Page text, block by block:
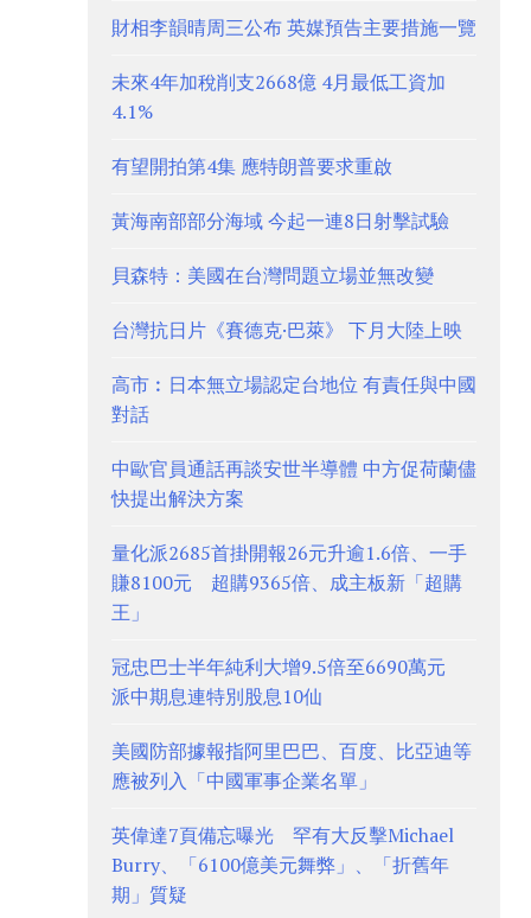
財相李韻晴周三公布 英媒預告主要措施一覽
未來4年加稅削支2668億 4月最低工資加
4.1%
有望開拍第4集 應特朗普要求重啟
黃海南部部分海域 今起一連8日射擊試驗
貝森特：美國在台灣問題立場並無改變
台灣抗日片《賽德克·巴萊》 下月大陸上映
高市︰日本無立場認定台地位 有責任與中國
對話
中歐官員通話再談安世半導體 中方促荷蘭儘
快提出解決方案
量化派2685首掛開報26元升逾1.6倍、一手
賺8100元 超購9365倍、成主板新「超購
王」
冠忠巴士半年純利大增9.5倍至6690萬元
派中期息連特別股息10仙
美國防部據報指阿里巴巴、百度、比亞迪等
應被列入「中國軍事企業名單」
英偉達7頁備忘曝光 罕有大反擊Michael
Burry、「6100億美元舞弊」、「折舊年
期」質疑